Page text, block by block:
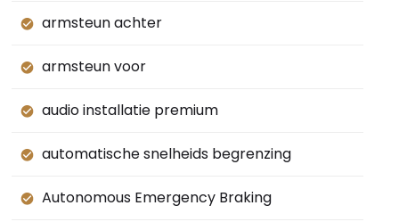
armsteun achter
armsteun voor
audio installatie premium
automatische snelheids begrenzing
Autonomous Emergency Braking